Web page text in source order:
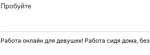
Пробуйте
Работа онлайн для девушек! Работа сидя дома,